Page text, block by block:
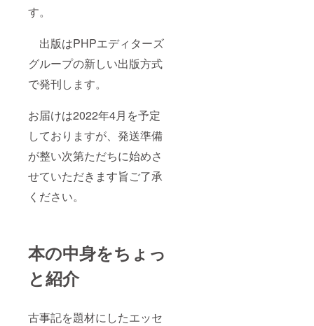
す。
出版はPHPエディターズ
グループの新しい出版方式
で発刊します。
お届けは2022年4月を予定
しておりますが、発送準備
が整い次第ただちに始めさ
せていただきます旨ご了承
ください。
本の中身をちょっ
と紹介
古事記を題材にしたエッセ